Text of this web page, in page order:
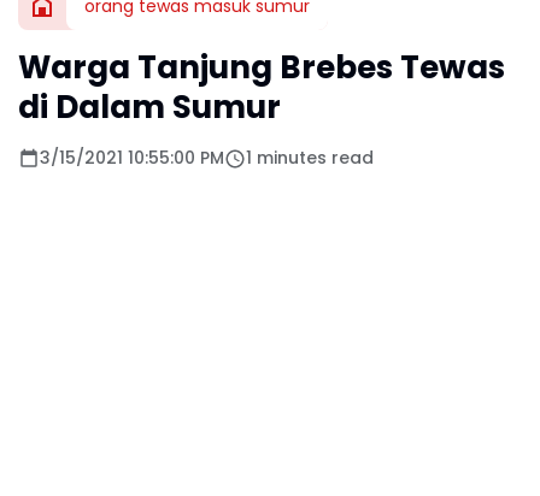
orang tewas masuk sumur
Warga Tanjung Brebes Tewas
di Dalam Sumur
3/15/2021 10:55:00 PM 1 minutes read